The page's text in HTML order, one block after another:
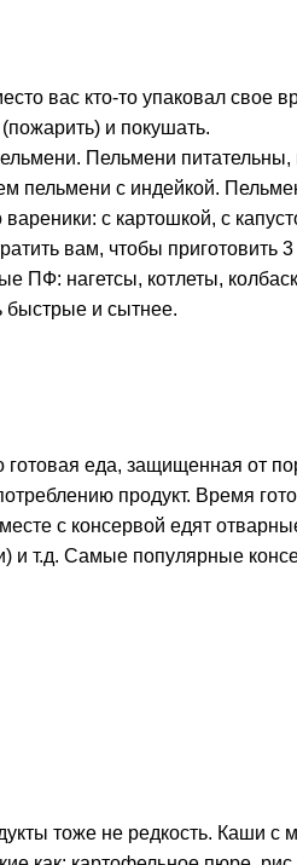
вас кто-то упаковал свое
и покушать.
Пельмени
пельмени с индейкой.
с картошкой, с
вам, чтобы приготовить
ПФ: нагетсы, котлеты,
быстрые и сытнее.
готовая еда, защищенная от
продукт. Время
с консервой едят
и т.д. Самые популярные
тоже не редкость. Каши